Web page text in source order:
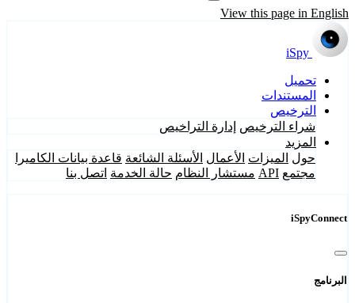
View this page in English
iSpy
تحميل
المستندات
الترخيص
شراء الترخيص إدارة التراخيص
المزيد
حول الميزات الأعمال الأسئلة الشائعة قاعدة بيانات الكاميرا
مجتمع API مستشار النظام حالة الخدمة اتصل بنا
iSpyConnect
البرنامج